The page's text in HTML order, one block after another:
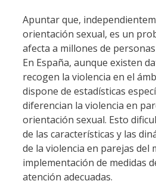
Apuntar que,
orientación sexual, es un
afecta a millones de
En España, aunque existen
recogen la violencia en el
dispone de estadísticas
diferencian la violencia en
orientación sexual. Esto
de las características y las
de la violencia en parejas del
implementación de medidas
atención adecuadas.